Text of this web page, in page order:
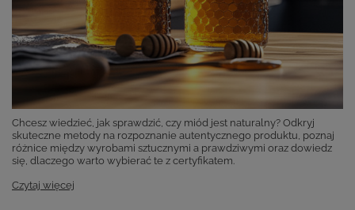
Chcesz wiedzieć, jak sprawdzić, czy miód jest naturalny? Odkryj
skuteczne metody na rozpoznanie autentycznego produktu, poznaj
różnice między wyrobami sztucznymi a prawdziwymi oraz dowiedz
się, dlaczego warto wybierać te z certyfikatem.
Czytaj więcej